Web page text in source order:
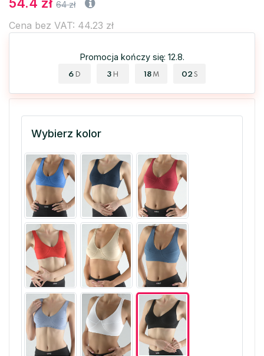
64 zł
Cena bez VAT: 44.23 zł
Promocja kończy się: 12.8.
6 D 3 H 18 M 01 S
Wybierz kolor